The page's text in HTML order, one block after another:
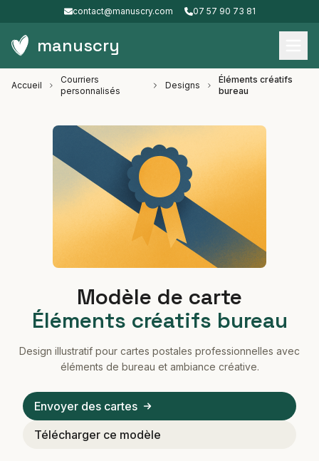
contact@manuscry.com 07 57 90 73 81
manuscry
Accueil
Courriers
personnalisés
Designs
Éléments créatifs
bureau
Modèle de carte
Éléments créatifs bureau
Design illustratif pour cartes postales professionnelles avec
éléments de bureau et ambiance créative.
Envoyer des cartes
Télécharger ce modèle